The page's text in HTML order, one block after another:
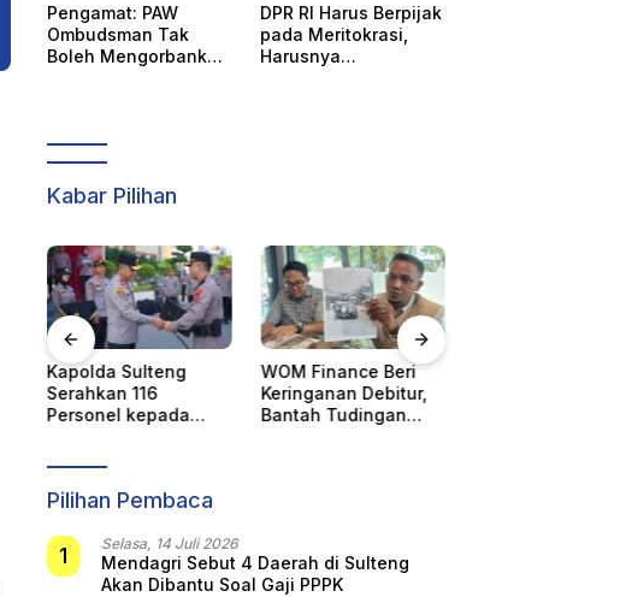
Pengamat: PAW
Ombudsman Tak
Boleh Mengorbankan
DPR RI Harus Berpijak
pada Meritokrasi,
Harusnya
Kabar Pilihan
WOM Finance Beri
Keringanan Debitur,
Bantah Tudingan
Pencabutan Status
Tuan Rumah FORNAS
IX, Sulteng Ajukan
Pilihan Pembaca
1 Selasa, 14 Juli 2026
Mendagri Sebut 4 Daerah di Sulteng
Akan Dibantu Soal Gaji PPPK